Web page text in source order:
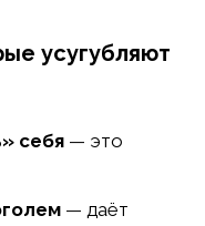
усугубляют
себя — это
— даёт